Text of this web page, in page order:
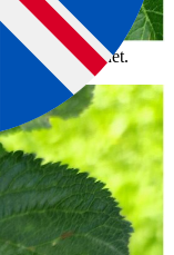
Foto: Mattilsynet.